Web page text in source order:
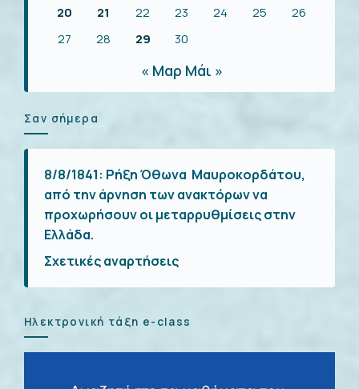
20
21 22 23 24 25
26
27
28 29 30
« Μαρ Μάι »
Σαν σήμερα
8/8/1841: Ρήξη Όθωνα  Μαυροκορδάτου,
από την άρνηση των ανακτόρων να
προχωρήσουν οι μεταρρυθμίσεις στην
Ελλάδα.
Σχετικές αναρτήσεις
Ηλεκτρονική τάξη e-class